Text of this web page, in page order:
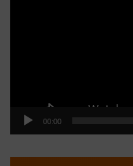
00:00